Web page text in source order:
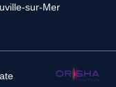
sur-Mer